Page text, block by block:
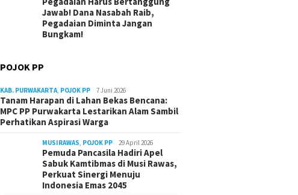
Jawab! Dana Nasabah Raib,
Pegadaian Diminta Jangan
Bungkam!
POJOK PP
KAB. PURWAKARTA, POJOK PP 7 Juni 2026
Tanam Harapan di Lahan Bekas Bencana:
MPC PP Purwakarta Lestarikan Alam Sambil
Perhatikan Aspirasi Warga
MUSIRAWAS, POJOK PP 29 April 2026
Pemuda Pancasila Hadiri Apel
Sabuk Kamtibmas di Musi Rawas,
Perkuat Sinergi Menuju
Indonesia Emas 2045